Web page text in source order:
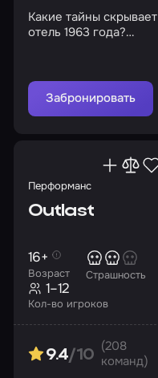
Какие тайны скрывает
отель 1963 года?
очередными
жертвами?
Забронировать
Перформанс
Outlast
Возраст
16+
Страшность
Кол-во игроков
1–12
9.4/10
(208
команд)